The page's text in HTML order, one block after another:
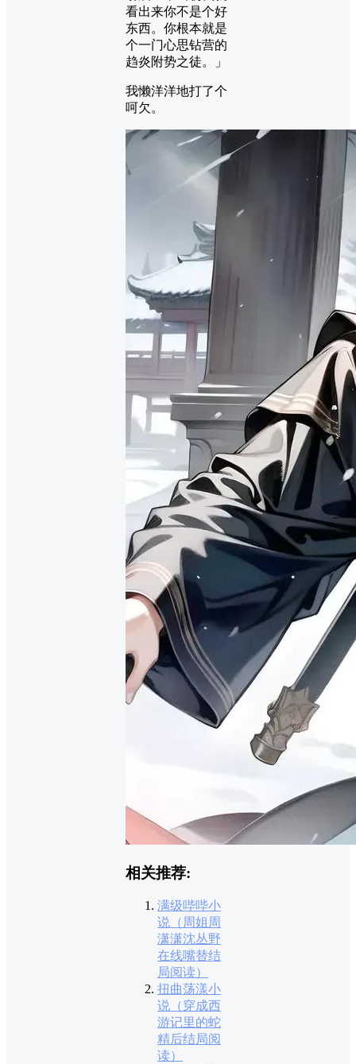
看出来你不是个好
东西。你根本就是
个一门心思钻营的
趋炎附势之徒。」
我懒洋洋地打了个
呵欠。
相关推荐:
满级哔哔小
说（周姐周
潇潇沈丛野
在线嘴替结
局阅读）
扭曲荡漾小
说（穿成西
游记里的蛇
精后结局阅
读）